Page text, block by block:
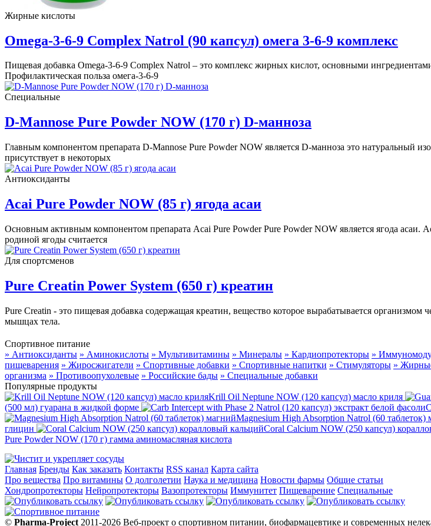
Жирные кислоты
Omega-3-6-9 Complex Natrol (90 капсул) омега 3-6-9 комплекс
Пищевая добавка Omega-3-6-9 Complex Natrol – это комплекс жирных кислот, основными
Профилактическая польза омега-3-6-9
Специальные
D-Mannose Pure Powder NOW (170 г) D-манноза
Главным компонентом препарата D-Mannose Pure Powder NOW является D-манноза это натуральный
присутствует в некоторых
Антиоксиданты
Acai Pure Powder NOW (85 г) ягода асаи
Основным активным компонентом препарата Acai Pure Powder Pure Powder NOW является ягода
родиной ягоды считается
Для спортсменов
Pure Creatin Power System (650 г) креатин
Pure Creatin - это пищевая добавка содержащая креатин, вещество которое вырабатывается
мышцах тела.
Спортивное питание
» Антиоксиданты » Аминокислоты » Мультивитамины » Минералы » Кардиопротекторы »
пищеварения » Жиросжигатели » Спортивные добавки » Спортивные напитки » Стимуляторы »
организма » Противоопухолевые » Российские бады » Специальные добавки
Популярные продукты
Krill Oil Neptune NOW (120 капсул) масло криля
(500 мл) гуарана в жидкой форме
Magnesium High Absorption Natrol (60 таблеток)
глицин
Coral Calcium NOW (250 капсул)
Pure Powder NOW (170 г) гамма аминомасляная кислота
Главная Бренды Как заказать Контакты RSS канал Карта сайта
Про вещества Про витамины О долголетии Наука и медицина Новости фармы Общие статьи
Хондропротекторы Нейропротекторы Вазопротекторы Иммунитет Пищеварение Специальные
© Pharma-Project 2011-2026 Веб-проект о спортивном питании, биофармацевтике и современных